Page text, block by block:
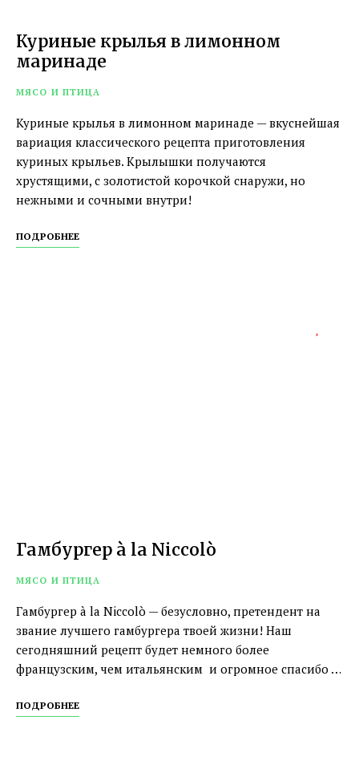
Куриные крылья в лимонном
маринаде
МЯСО И ПТИЦА
Куриные крылья в лимонном маринаде — вкуснейшая
вариация классического рецепта приготовления
куриных крыльев. Крылышки получаются
хрустящими, с золотистой корочкой снаружи, но
нежными и сочными внутри!
ПОДРОБНЕЕ
Гамбургер à la Niccolò
МЯСО И ПТИЦА
Гамбургер à la Niccolò — безусловно, претендент на
звание лучшего гамбургера твоей жизни! Наш
сегодняшний рецепт будет немного более
французским, чем итальянским и огромное спасибо …
ПОДРОБНЕЕ